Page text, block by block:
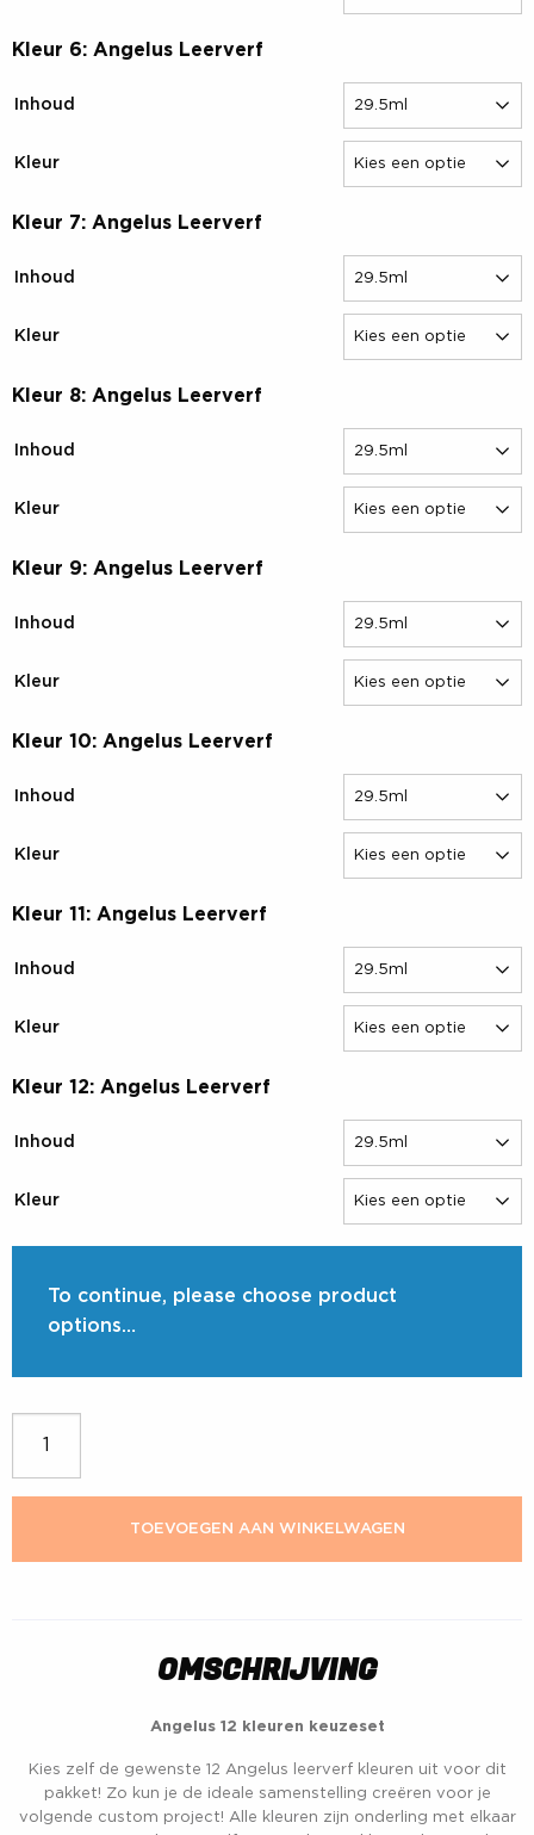
Kleur 6: Angelus Leerverf
Inhoud
Kleur
Kleur 7: Angelus Leerverf
Inhoud
Kleur
Kleur 8: Angelus Leerverf
Inhoud
Kleur
Kleur 9: Angelus Leerverf
Inhoud
Kleur
Kleur 10: Angelus Leerverf
Inhoud
Kleur
Kleur 11: Angelus Leerverf
Inhoud
Kleur
Kleur 12: Angelus Leerverf
Inhoud
Kleur
To continue, please choose product
options…
TOEVOEGEN AAN WINKELWAGEN
OMSCHRIJVING
Angelus 12 kleuren keuzeset
Kies zelf de gewenste 12 Angelus leerverf kleuren uit voor dit
pakket! Zo kun je de ideale samenstelling creëren voor je
volgende custom project! Alle kleuren zijn onderling met elkaar